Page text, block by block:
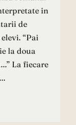
in
de
“Pai
la doua
La fiecare